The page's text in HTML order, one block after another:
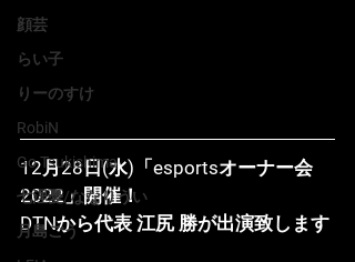
顔芸
らい子
りーのすけ
RobiN
Go Tsukishima
七浬憂/ななりうい
月島ごう
12月28日(水)「esportsオーナー会
2022」開催！
DTNから代表 江尻 勝が出演致します